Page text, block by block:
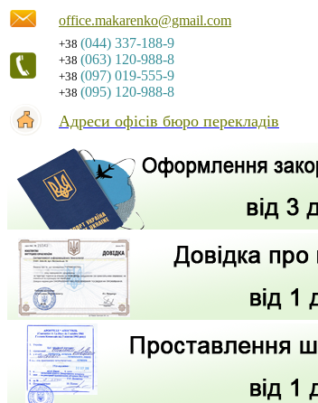
office.makarenko@gmail.com
+38 (044) 337-188-9
+38 (063) 120-988-8
+38 (097) 019-555-9
+38 (095) 120-988-8
Адреси офісів бюро перекладів